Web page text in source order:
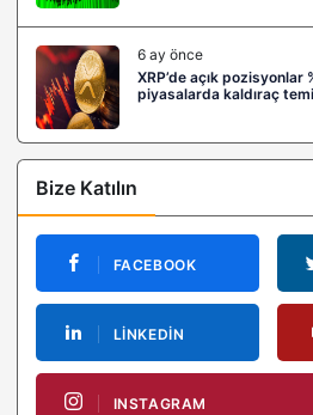
6 ay önce
XRP’de açık
piyasalarda kaldıraç
Bize Katılın
FACEBOOK
LINKEDIN
INSTAGRAM